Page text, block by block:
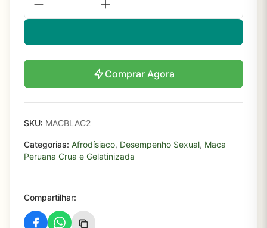
Comprar Agora
SKU: MACBLAC2
Categorias: Afrodísiaco, Desempenho Sexual, Maca
Peruana Crua e Gelatinizada
Compartilhar: